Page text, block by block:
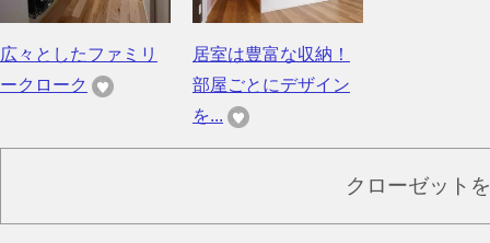
広々としたファミリ
ークローク
居室は豊富な収納！
部屋ごとにデザイン
を...
クローゼット